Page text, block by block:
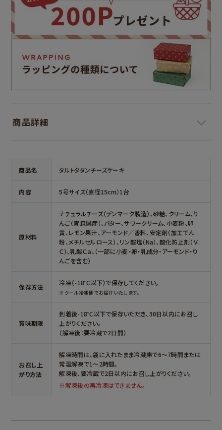
商品詳細 ＞
商品名 タルトタタンチーズケーキ
内容 5号サイズ（直径15cm）1台
原材料
ナチュラルチーズ（デンマーク製造）、砂糖、クリーム、り
んご（青森県産）、バター、サワークリーム、小麦粉、卵
黄、レモン果汁、アーモンド／香料、安定剤（加工でん
粉、メチルセルロース）、リン酸塩（Na）、酸化防止剤（Ｖ.
Ｃ）、乳酸Ｃａ、（一部に小麦・卵・乳成分・アーモンド・り
んごを含む）
保存方法
冷凍（-18℃以下）で保存してください。
※クール冷凍便でお届けいたします。
賞味期限
到着後-18℃以下で保存いただき、30日以内にお召し
上がりください。
（解凍後：要冷蔵で2日間）
お召し上
がり方法
解凍時間は、袋に入れたまま冷蔵庫で6～7時間または
常温解凍で1～2時間。
解凍後、要冷蔵で2日以内にお召し上がりください。
※解凍後の再冷凍はできません。